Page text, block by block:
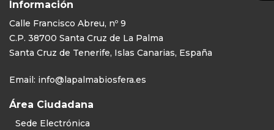
Información
Calle Francisco Abreu, nº 9
C.P. 38700 Santa Cruz de La Palma
Santa Cruz de Tenerife, Islas Canarias, España
Email: info@lapalmabiosfera.es
Área Ciudadana
Sede Electrónica